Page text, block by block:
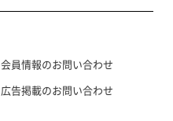
会員情報のお問い合わせ
広告掲載のお問い合わせ